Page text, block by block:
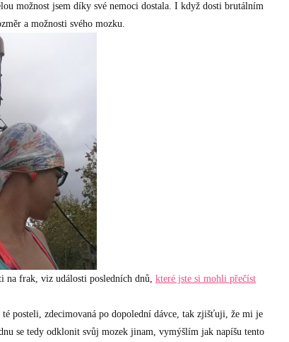
možnost jsem díky své nemoci dostala. I když dosti brutálním
a možnosti svého mozku.
na frak, viz události posledních dnů, které jste si mohli přečíst
posteli, zdecimovaná po dopolední dávce, tak zjišťuji, že mi je
se tedy odklonit svůj mozek jinam, vymýšlím jak napíšu tento